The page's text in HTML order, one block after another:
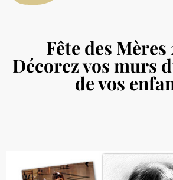
Fête des Mères
Décorez vos murs
de vos